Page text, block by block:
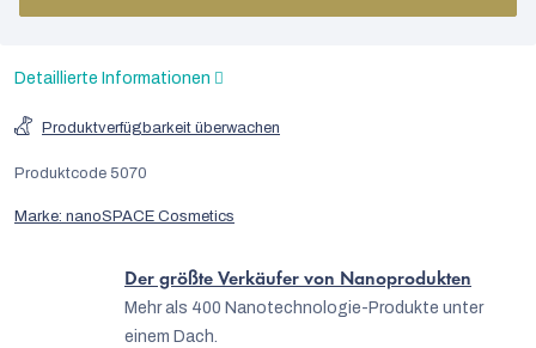
Detaillierte Informationen
Marke: nanoSPACE Cosmetics
Produktverfügbarkeit überwachen
Produktcode 5070
Der größte Verkäufer von Nanoprodukten
Mehr als 400 Nanotechnologie-Produkte unter
einem Dach.